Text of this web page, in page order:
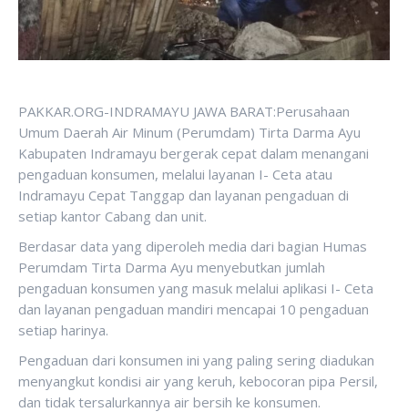
PAKKAR.ORG-INDRAMAYU JAWA BARAT:Perusahaan
Umum Daerah Air Minum (Perumdam) Tirta Darma Ayu
Kabupaten Indramayu bergerak cepat dalam menangani
pengaduan konsumen, melalui layanan I- Ceta atau
Indramayu Cepat Tanggap dan layanan pengaduan di
setiap kantor Cabang dan unit.
Berdasar data yang diperoleh media dari bagian Humas
Perumdam Tirta Darma Ayu menyebutkan jumlah
pengaduan konsumen yang masuk melalui aplikasi I- Ceta
dan layanan pengaduan mandiri mencapai 10 pengaduan
setiap harinya.
Pengaduan dari konsumen ini yang paling sering diadukan
menyangkut kondisi air yang keruh, kebocoran pipa Persil,
dan tidak tersalurkannya air bersih ke konsumen.